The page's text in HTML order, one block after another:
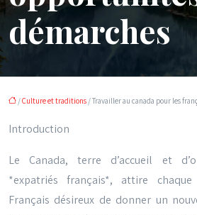
démarches
/Culture et traditions / Travailler au canada pour les
Introduction
Le Canada, terre d’accueil et
*expatriés français*, attire
Français désireux de donner un